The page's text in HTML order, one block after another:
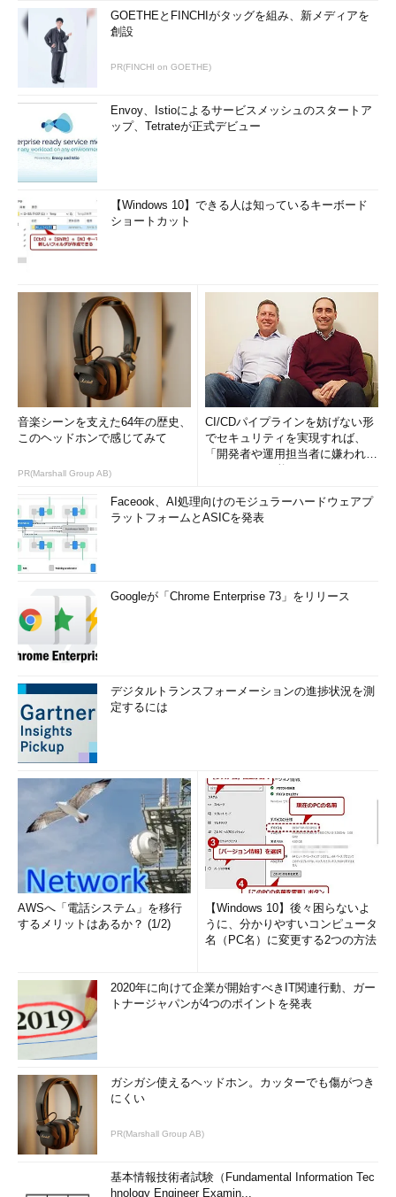
GOETHEとFINCHIがタッグを組み、新メディアを
創設
PR(FINCHI on GOETHE)
Envoy、Istioによるサービスメッシュのスタートア
ップ、Tetrateが正式デビュー
【Windows 10】できる人は知っているキーボード
ショートカット
音楽シーンを支えた64年の歴史、
このヘッドホンで感じてみて
PR(Marshall Group AB)
CI/CDパイプラインを妨げない形
でセキュリティを実現すれば、
「開発者や運用担当者に嫌われな
Faceook、AI処理向けのモジュラーハードウェアプ
ラットフォームとASICを発表
Googleが「Chrome Enterprise 73」をリリース
デジタルトランスフォーメーションの進捗状況を測
定するには
AWSへ「電話システム」を移行
するメリットはあるか？ (1/2)
【Windows 10】後々困らないよ
うに、分かりやすいコンピュータ
名（PC名）に変更する2つの方法
2020年に向けて企業が開始すべきIT関連行動、ガー
トナージャパンが4つのポイントを発表
ガシガシ使えるヘッドホン。カッターでも傷がつき
にくい
PR(Marshall Group AB)
基本情報技術者試験（Fundamental Information Tec
hnology Engineer Examin...